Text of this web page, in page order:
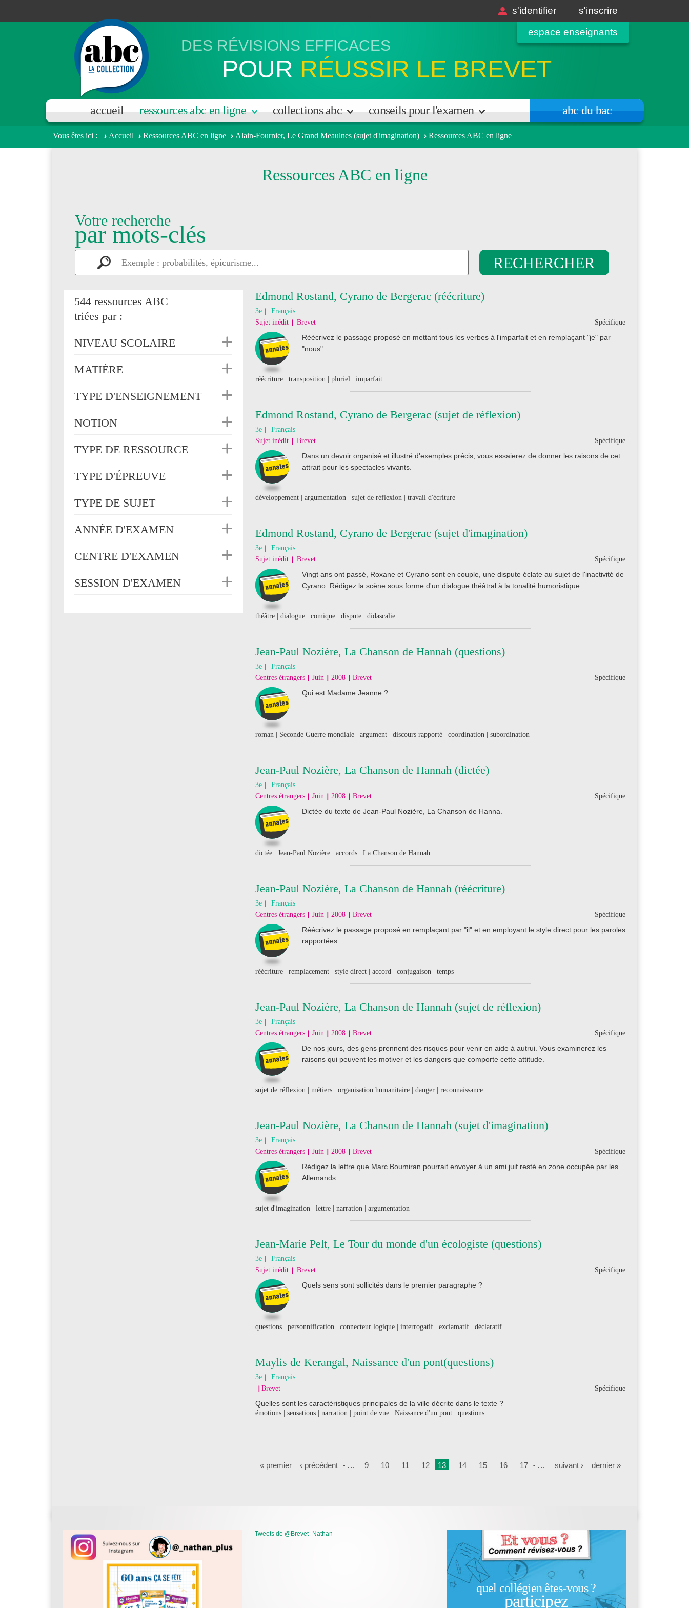
s'identifier
s'inscrire
espace enseignants
DES RÉVISIONS EFFICACES
POUR RÉUSSIR LE BREVET
accueil ressources abc en ligne collections abc conseils pour l'examen abc du bac
Vous êtes ici Accueil Ressources ABC en ligne Alain-Fournier, Le Grand Meaulnes (sujet d'imagination) Ressources ABC en ligne
Ressources ABC en ligne
Votre recherche
par mots-clés
544 ressources ABC
triées par :
NIVEAU SCOLAIRE
MATIÈRE
TYPE D'ENSEIGNEMENT
NOTION
TYPE DE RESSOURCE
TYPE D'ÉPREUVE
TYPE DE SUJET
ANNÉE D'EXAMEN
CENTRE D'EXAMEN
SESSION D'EXAMEN
Edmond Rostand, Cyrano de Bergerac (réécriture)
3e
Français
Spécifique
Sujet inédit Brevet
Réécrivez le passage proposé en mettant tous les verbes à l'imparfait et en remplaçant "je" par
"nous".
réécriture | transposition | pluriel | imparfait
Edmond Rostand, Cyrano de Bergerac (sujet de réflexion)
3e
Français
Spécifique
Sujet inédit Brevet
Dans un devoir organisé et illustré d'exemples précis, vous essaierez de donner les raisons de cet
attrait pour les spectacles vivants.
développement | argumentation | sujet de réflexion | travail d'écriture
Edmond Rostand, Cyrano de Bergerac (sujet d'imagination)
3e
Français
Spécifique
Sujet inédit Brevet
Vingt ans ont passé, Roxane et Cyrano sont en couple, une dispute éclate au sujet de l'inactivité de
Cyrano. Rédigez la scène sous forme d'un dialogue théâtral à la tonalité humoristique.
théâtre | dialogue | comique | dispute | didascalie
Jean-Paul Nozière, La Chanson de Hannah (questions)
3e
Français
Spécifique
Centres étrangers Juin 2008 Brevet
Qui est Madame Jeanne ?
roman | Seconde Guerre mondiale | argument | discours rapporté | coordination | subordination
Jean-Paul Nozière, La Chanson de Hannah (dictée)
3e
Français
Spécifique
Centres étrangers Juin 2008 Brevet
Dictée du texte de Jean-Paul Nozière, La Chanson de Hanna.
dictée | Jean-Paul Nozière | accords | La Chanson de Hannah
Jean-Paul Nozière, La Chanson de Hannah (réécriture)
3e
Français
Spécifique
Centres étrangers Juin 2008 Brevet
Réécrivez le passage proposé en remplaçant par "il" et en employant le style direct pour les paroles
rapportées.
réécriture | remplacement | style direct | accord | conjugaison | temps
Jean-Paul Nozière, La Chanson de Hannah (sujet de réflexion)
3e
Français
Spécifique
Centres étrangers Juin 2008 Brevet
De nos jours, des gens prennent des risques pour venir en aide à autrui. Vous examinerez les
raisons qui peuvent les motiver et les dangers que comporte cette attitude.
sujet de réflexion | métiers | organisation humanitaire | danger | reconnaissance
Jean-Paul Nozière, La Chanson de Hannah (sujet d'imagination)
3e
Français
Spécifique
Centres étrangers Juin 2008 Brevet
Rédigez la lettre que Marc Boumiran pourrait envoyer à un ami juif resté en zone occupée par les
Allemands.
sujet d'imagination | lettre | narration | argumentation
Jean-Marie Pelt, Le Tour du monde d'un écologiste (questions)
3e
Français
Spécifique
Sujet inédit Brevet
Quels sens sont sollicités dans le premier paragraphe ?
questions | personnification | connecteur logique | interrogatif | exclamatif | déclaratif
Maylis de Kerangal, Naissance d'un pont(questions)
3e
Français
Spécifique
Brevet
Quelles sont les caractéristiques principales de la ville décrite dans le texte ?
émotions | sensations | narration | point de vue | Naissance d'un pont | questions
Pages
« premier ‹ précédent … 9 10 11 12 13 14 15 16 17 … suivant › dernier »
Tweets de @Brevet_Nathan
quel collégien êtes-vous ?
participez